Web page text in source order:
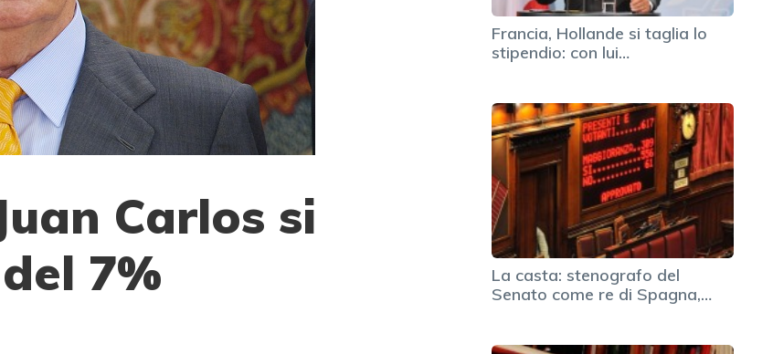
Carlos si
7%
Francia, Hollande si taglia lo
stipendio: con lui…
La casta: stenografo del
Senato come re di Spagna,…